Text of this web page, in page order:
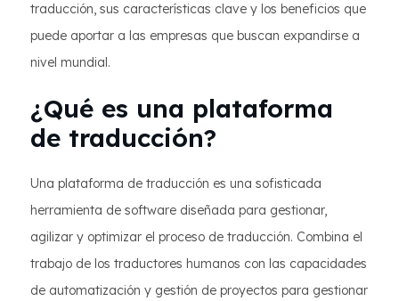
traducción, sus características clave y los beneficios que
puede aportar a las empresas que buscan expandirse a
nivel mundial.
¿Qué es una plataforma
de traducción?
Una plataforma de traducción es una sofisticada
herramienta de software diseñada para gestionar,
agilizar y optimizar el proceso de traducción. Combina el
trabajo de los traductores humanos con las capacidades
de automatización y gestión de proyectos para gestionar